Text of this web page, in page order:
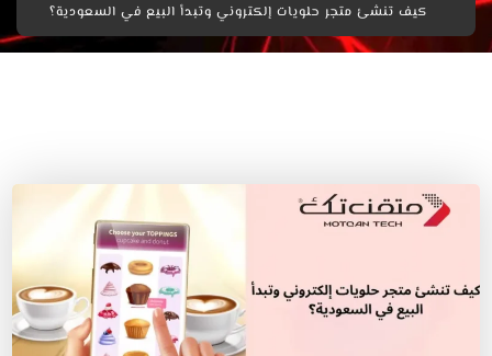
كيف تنشئ متجر حلويات إلكتروني وتبدأ البيع في السعودية؟